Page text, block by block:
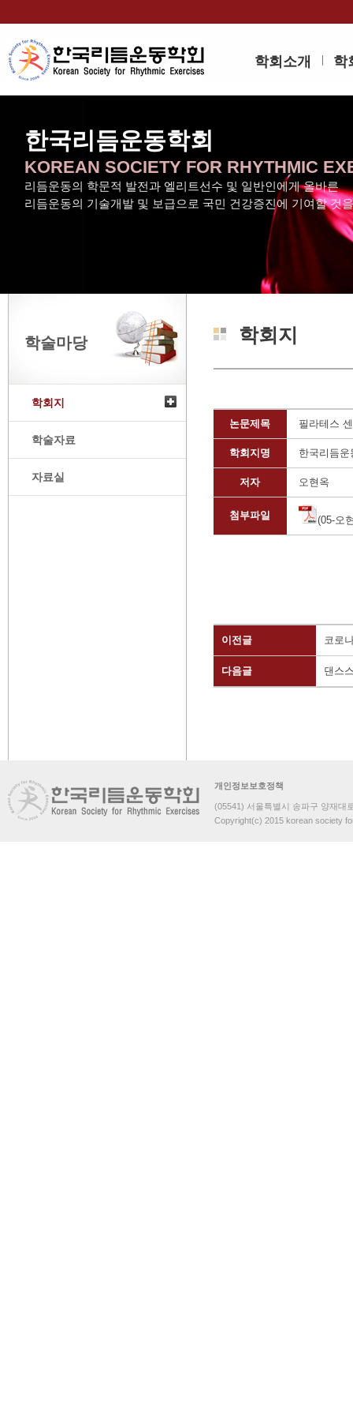
학회소개 학
한국리듬운동학회
KOREAN SOCIETY FOR RHYTHMIC
리듬운동의 학문적 발전과 엘리트선수 및 일반인에게 올바른
리듬운동의 기술개발 및 보급으로 국민 건강증진에 기여할 것
학술마당
학회지
학술자료
자료실
학회지
논문제목 필라테스
학회지명 한국리듬운
저자 오현옥
첨부파일 (05-오
이전글 코로
다음글 댄스
개인정보보호정책
(05541) 서울특별시 송파구 양재대
Copyright(c) 2015 korean society